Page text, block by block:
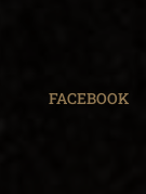
FACEBOOK